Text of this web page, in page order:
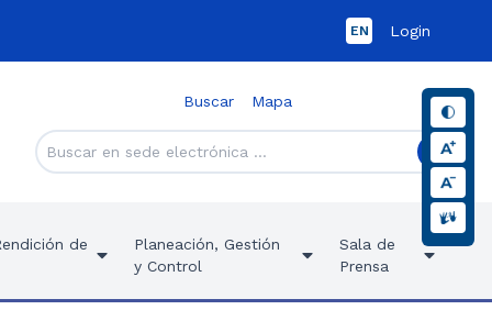
EN Login
Buscar Mapa
de
Planeación, Gestión
y Control
Sala de
Prensa